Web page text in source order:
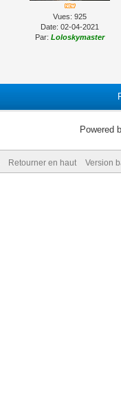
Vues: 925
Date: 02-04-2021
Par: Loloskymaster
Powered
Retourner en haut Version